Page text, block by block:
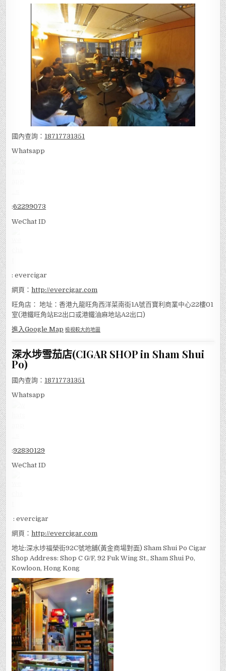
國內查詢： 18717731351
Whatsapp
:62299073
WeChat ID
: evercigar
網頁：http://evercigar.com
旺角店： 地址：香港九龍旺角西洋菜南街1A號百寶利商業中心22樓01
室(港鐵旺角站E2出口或港鐵油麻地站A2出口)
進入Google Map 檢視較大的地圖
深水埗雪茄店(CIGAR SHOP in Sham Shui
Po)
國內查詢： 18717731351
Whatsapp
:92830129
WeChat ID
: evercigar
網頁：http://evercigar.com
地址:深水埗福榮街92C號地舖(黃金商場對面) Sham Shui Po Cigar
Shop Address: Shop C G/F, 92 Fuk Wing St., Sham Shui Po,
Kowloon, Hong Kong